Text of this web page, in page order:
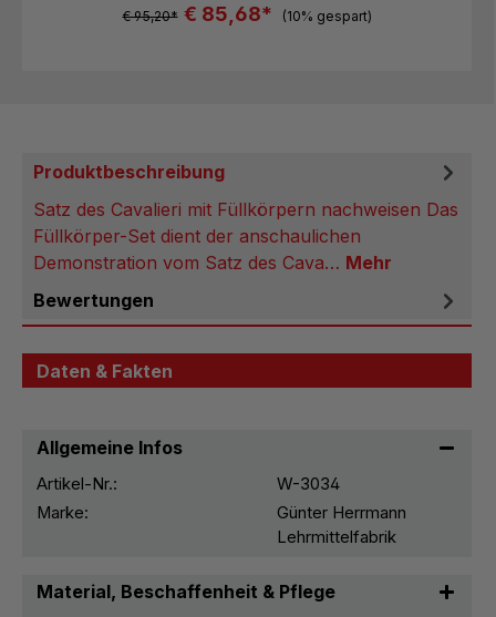
€ 95,20* € 85,68* (10% gespart)
Produktbeschreibung
Satz des Cavalieri mit Füllkörpern nachweisen Das
Füllkörper-Set dient der anschaulichen
Demonstration vom Satz des Cava… Mehr
Bewertungen
Daten & Fakten
Allgemeine Infos
Artikel-Nr.:
W-3034
Marke:
Günter Herrmann
Lehrmittelfabrik
Material, Beschaffenheit & Pflege